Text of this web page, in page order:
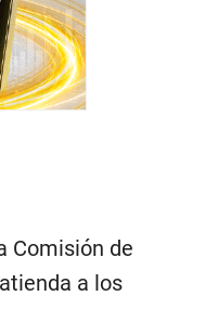
Comisión de
a los